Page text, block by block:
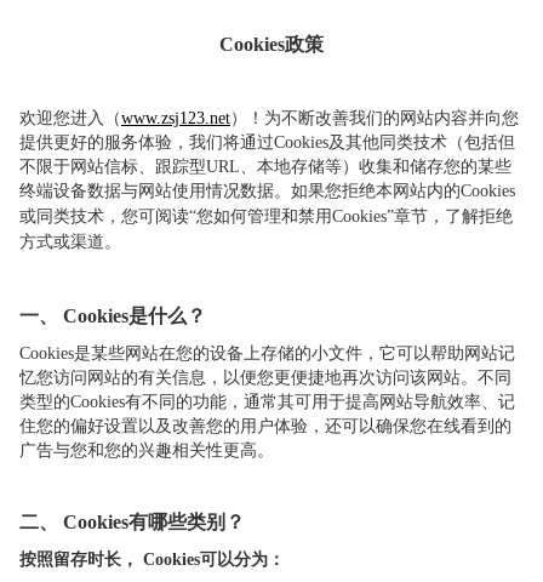
Cookies政策
欢迎您进入（www.zsj123.net）！为不断改善我们的网站内容并向您
提供更好的服务体验，我们将通过Cookies及其他同类技术（包括但
不限于网站信标、跟踪型URL、本地存储等）收集和储存您的某些
终端设备数据与网站使用情况数据。 如果您拒绝本网站内的Cookies
或同类技术，您可阅读“您如何管理和禁用Cookies”章节，了解拒绝
方式或渠道。
一、 Cookies是什么？
Cookies是某些网站在您的设备上存储的小文件，它可以帮助网站记
忆您访问网站的有关信息，以便您更便捷地再次访问该网站。不同
类型的Cookies有不同的功能，通常其可用于提高网站导航效率、记
住您的偏好设置以及改善您的用户体验，还可以确保您在线看到的
广告与您和您的兴趣相关性更高。
二、 Cookies有哪些类别？
按照留存时长， Cookies可以分为：